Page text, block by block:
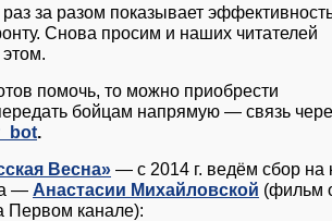
за разом показывает
Снова просим и наших читателей
помочь, то можно приобрести
бойцам напрямую — связь
.
Весна» — с 2014 г. ведём сбор на
— Анастасии Михайловской (фильм
Первом канале):